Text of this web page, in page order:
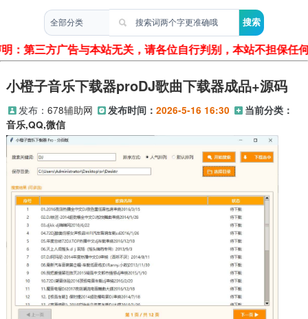
明：第三方广告与本站无关，请各位自行判别，本站不担保
小橙子音乐下载器proDJ歌曲下载器成品+源码
发布： 678辅助网 发布时间： 2026-5-16 16:30
当前分类：
音乐,QQ,微信